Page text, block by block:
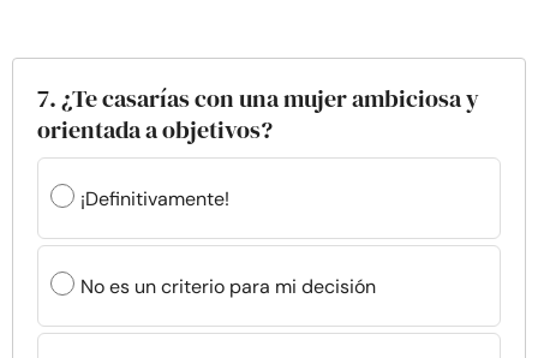
7. ¿Te casarías con una mujer ambiciosa y
orientada a objetivos?
¡Definitivamente!
No es un criterio para mi decisión